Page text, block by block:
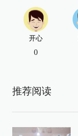
开心
0
推荐阅读